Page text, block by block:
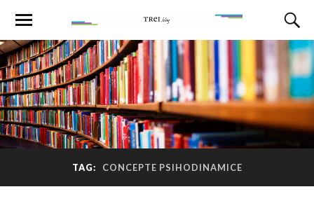
TAG: CONCEPTE PSIHODINAMICE